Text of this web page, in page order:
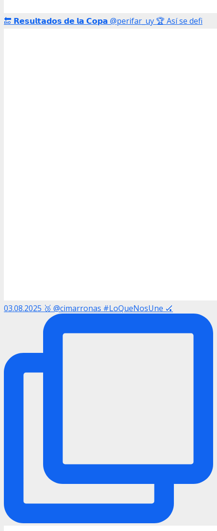
🔚 𝗥𝗲𝘀𝘂𝗹𝘁𝗮𝗱𝗼𝘀 𝗱𝗲 𝗹𝗮 𝗖𝗼𝗽𝗮 @perifar_uy 🏆 Así se defi
03.08.2025 🥉 @cimarronas #LoQueNosUne 🏑